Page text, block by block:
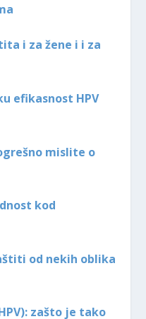
i za žene i i za
efikasnost HPV
mislite o
kod
od nekih oblika
zašto je tako